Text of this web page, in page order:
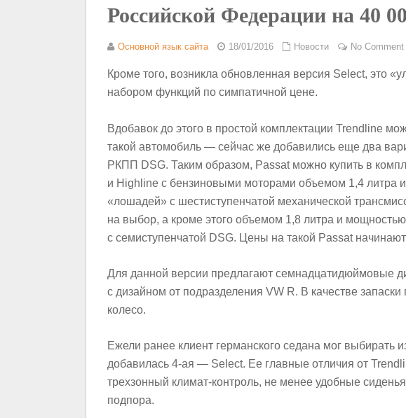
Российской Федерации на 40
Основной язык сайта 18/01/2016 Новости No Comment
Кроме того, возникла обновленная версия Select, это
набором функций по симпатичной цене.
Вдобавок до этого в простой комплектации Trendline
такой автомобиль — сейчас же добавились еще два
РКПП DSG. Таким образом, Passat можно купить в
и Highline с бензиновыми моторами объемом 1,4 литра
«лошадей» с шестиступенчатой механической
на выбор, а кроме этого объемом 1,8 литра и
с семиступенчатой DSG. Цены на такой Passat
Для данной версии предлагают семнадцатидюймовые
c дизайном от подразделения VW R. В качестве
колесо.
Ежели ранее клиент германского седана мог выбирать
добавилась 4-ая — Select. Ее главные отличия от
трехзонный климат-контроль, не менее удобные
подпора.